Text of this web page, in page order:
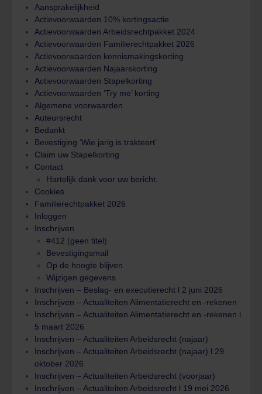
Aansprakelijkheid
Actievoorwaarden 10% kortingsactie
Actievoorwaarden Arbeidsrechtpakket 2024
Actievoorwaarden Familierechtpakket 2026
Actievoorwaarden kennismakingskorting
Actievoorwaarden Najaarskorting
Actievoorwaarden Stapelkorting
Actievoorwaarden ‘Try me’ korting
Algemene voorwaarden
Auteursrecht
Bedankt
Bevestiging ‘Wie jarig is trakteert’
Claim uw Stapelkorting
Contact
Hartelijk dank voor uw bericht.
Cookies
Familierechtpakket 2026
Inloggen
Inschrijven
#412 (geen titel)
Bevestigingsmail
Op de hoogte blijven
Wijzigen gegevens
Inschrijven – Beslag- en executierecht l 2 juni 2026
Inschrijven – Actualiteiten Alimentatierecht en -rekenen
Inschrijven – Actualiteiten Alimentatierecht en -rekenen l
5 maart 2026
Inschrijven – Actualiteiten Arbeidsrecht (najaar)
Inschrijven – Actualiteiten Arbeidsrecht (najaar) l 29
oktober 2026
Inschrijven – Actualiteiten Arbeidsrecht (voorjaar)
Inschrijven – Actualiteiten Arbeidsrecht l 19 mei 2026